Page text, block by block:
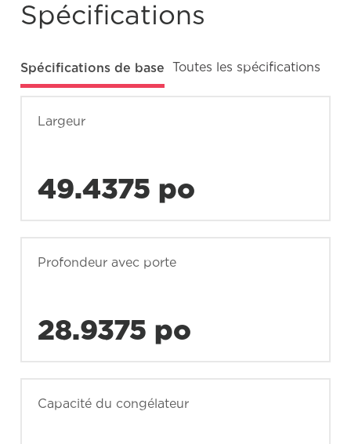
Spécifications
Spécifications de base Toutes les spécifications
Largeur
49.4375 po
Profondeur avec porte
28.9375 po
Capacité du congélateur